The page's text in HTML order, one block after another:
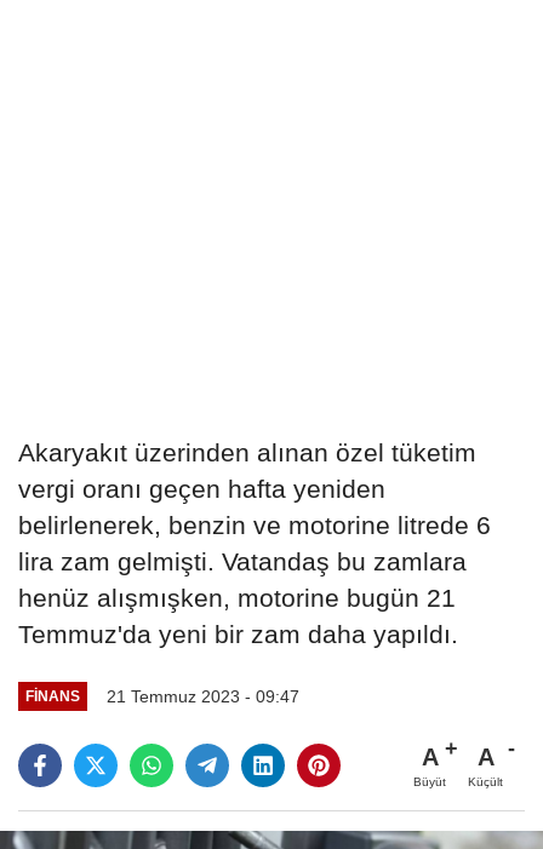
Akaryakıt üzerinden alınan özel tüketim
vergi oranı geçen hafta yeniden
belirlenerek, benzin ve motorine litrede 6
lira zam gelmişti. Vatandaş bu zamlara
henüz alışmışken, motorine bugün 21
Temmuz'da yeni bir zam daha yapıldı.
FINANS 21 Temmuz 2023 - 09:47
A
Büyüt
A
Küçült